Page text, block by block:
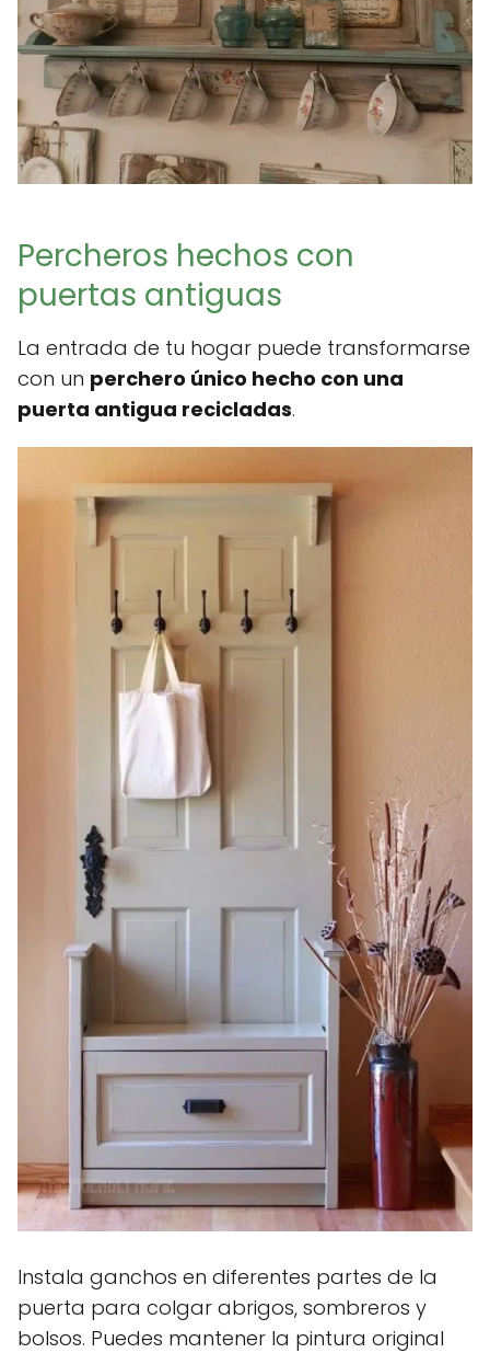
Percheros hechos con
puertas antiguas
La entrada de tu hogar puede transformarse
con un perchero único hecho con una
puerta antigua recicladas.
Instala ganchos en diferentes partes de la
puerta para colgar abrigos, sombreros y
bolsos. Puedes mantener la pintura original